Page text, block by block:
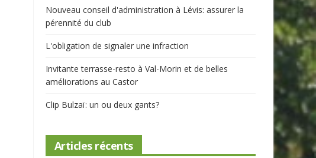
Nouveau conseil d'administration à Lévis: assurer la
pérennité du club
L'obligation de signaler une infraction
Invitante terrasse-resto à Val-Morin et de belles
améliorations au Castor
Clip Bulzaï: un ou deux gants?
Articles récents